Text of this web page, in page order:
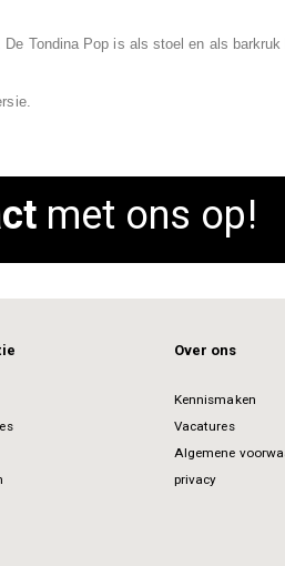
De Tondina Pop is als stoel en als
met ons op!
Over ons
Kennismaken
Vacatures
Algemene
privacy